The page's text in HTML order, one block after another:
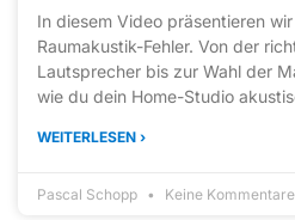
In diesem Video präsentieren
Raumakustik-Fehler. Von der
Lautsprecher bis zur Wahl der
wie du dein Home-Studio
WEITERLESEN ›
Pascal Schopp Keine Kommentare